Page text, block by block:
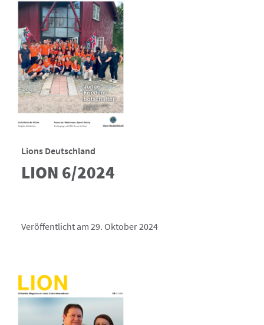
Lions Deutschland
LION 6/2024
Veröffentlicht am 29. Oktober 2024